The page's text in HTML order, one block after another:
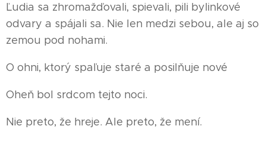
Ľudia sa zhromažďovali, spievali, pili bylinkové
odvary a spájali sa. Nie len medzi sebou, ale aj so
zemou pod nohami.
O ohni, ktorý spaľuje staré a posilňuje nové
Oheň bol srdcom tejto noci.
Nie preto, že hreje. Ale preto, že mení.